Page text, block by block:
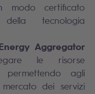
modo certificato
della tecnologia
Aggregator
le risorse
permettendo agli
dei servizi